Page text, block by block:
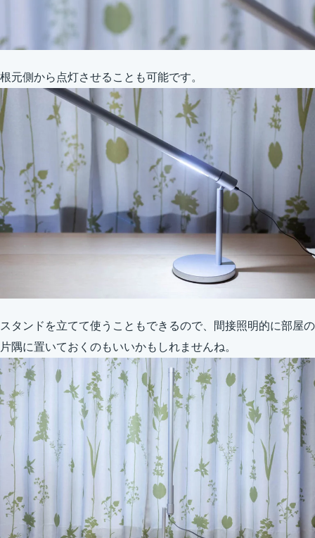
根元側から点灯させることも可能です。
スタンドを立てて使うこともできるので、間接照明的に部屋の
片隅に置いておくのもいいかもしれませんね。